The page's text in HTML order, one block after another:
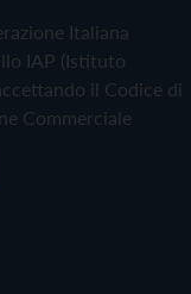
Italiana
IAP (Istituto
il Codice di
Commerciale